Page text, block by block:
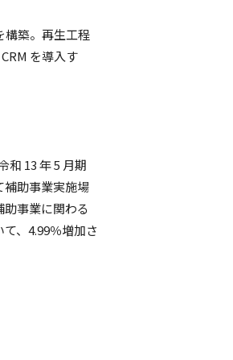
構築。再生工程
を導入す
和 13 年 5 月期
補助事業実施場
事業に関わる
、4.99％増加さ